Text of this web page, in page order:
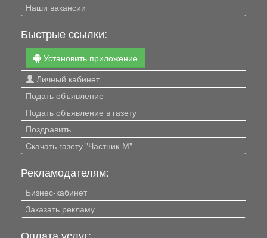
Наши вакансии
Быстрые ссылки:
Установить приложение
Личный кабинет
Подать объявление
Подать объявление в газету
Поздравить
Скачать газету "Частник-М"
Рекламодателям:
Бизнес-кабинет
Заказать рекламу